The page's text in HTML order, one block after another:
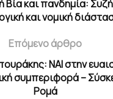
Βία και πανδημία:
και νομική
Επόμενο άρθρο
ΝΑΙ στην
συμπεριφορά –
Ρομά